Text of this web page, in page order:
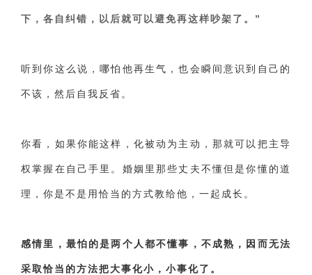
下，各自纠错，以后就可以避免再这样吵架了。”
听到你这么说，哪怕他再生气，也会瞬间意识到自己的
不该，然后自我反省。
你看，如果你能这样，化被动为主动，那就可以把主导
权掌握在自己手里。婚姻里那些丈夫不懂但是你懂的道
理，你是不是用恰当的方式教给他，一起成长。
感情里，最怕的是两个人都不懂事，不成熟，因而无法
采取恰当的方法把大事化小，小事化了。